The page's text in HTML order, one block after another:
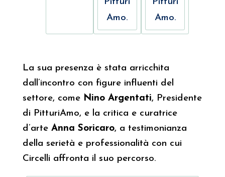
La sua presenza è stata arricchita
dall’incontro con figure influenti del
settore, come Nino Argentati, Presidente
di PitturiAmo, e la critica e curatrice
d’arte Anna Soricaro, a testimonianza
della serietà e professionalità con cui
Circelli affronta il suo percorso.